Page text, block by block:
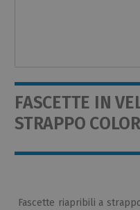
FASCETTE IN
STRAPPO
Fascette riapribili a